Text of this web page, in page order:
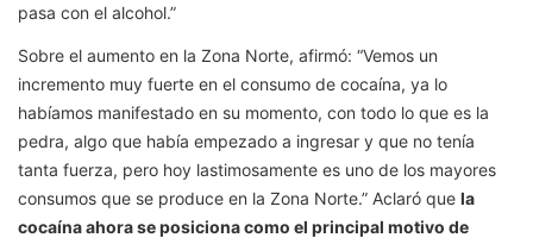
pasa con el alcohol.”
Sobre el aumento en la Zona Norte, afirmó: “Vemos un
incremento muy fuerte en el consumo de cocaína, ya lo
habíamos manifestado en su momento, con todo lo que es la
pedra, algo que había empezado a ingresar y que no tenía
tanta fuerza, pero hoy lastimosamente es uno de los mayores
consumos que se produce en la Zona Norte.” Aclaró que la
cocaína ahora se posiciona como el principal motivo de